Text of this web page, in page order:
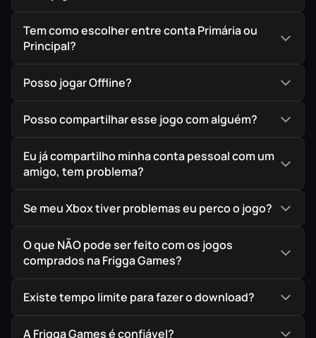
Tem como escolher entre conta Primária ou
Principal?
Posso jogar Offline?
Posso compartilhar esse jogo com alguém?
Eu já compartilho minha conta pessoal com um
amigo, tem problema?
Se meu Xbox tiver problemas eu perco o jogo?
O que NÃO pode ser feito com os jogos
comprados na Frigga Games?
Existe tempo limite para fazer o download?
A Frigga Games é confiável?